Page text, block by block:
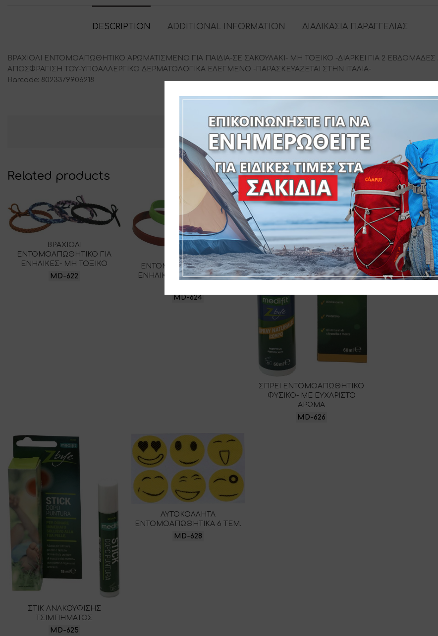
DESCRIPTION ADDITIONAL INFORMATION ΔΙΑΔΙΚΑΣΙΑ ΠΑΡΑΓΓΕΛΙΑΣ
BPAXIOΛI ENTOMOAΠΩΘHTIKO ΑΡΩΜΑΤΙΣΜΕΝΟ ΓΙΑ ΠΑΙΔΙΑ-ΣΕ ΣΑΚΟΥΛΑΚΙ- ΜΗ ΤΟΞΙΚΟ -ΔΙΑΡΚΕΙ ΓΙΑ 2
ΑΠΟΣΦΡΑΓΙΣΗ ΤΟΥ-ΥΠΟΑΛΛΕΡΓΙΚΟ ΔΕΡΜΑΤΟΛΟΓΙΚΑ ΕΛΕΓΜΕΝΟ -ΠΑΡΑΣΚΕΥΑΖΕΤΑΙ ΣΤΗΝ ΙΤΑΛΙΑ-
Barcode: 8023379906218
SKU:MD-621
Related products
ΒΡΑΧΙΟΛΙ
ΕΝΤΟΜΟΑΠΩΘΗΤΙΚΟ ΓΙΑ
ΕΝΗΛΙΚΕΣ- ΜΗ ΤΟΞΙΚΟ
MD-622
ΒΡΑΧΙΟΛΙ
ΕΝΤΟΜΟΑΠΩΘΗΤΙΚΟ ΓΙΑ
ΕΝΗΛΙΚΕΣ- ΣΙΛΙΚΟΝΗΣ-ΜΗ
MD-624
ΣΠΡΕΙ ΕΝΤΟΜΟΑΠΩΘΗΤΙΚΟ
ΦΥΣΙΚΟ- ΜΕ ΕΥΧΑΡΙΣΤΟ
ΑΡΩΜΑ
MD-626
ΠΑΙΔΙΑ-
ΣΤΙΚ ΑΝΑΚΟΥΦΙΣΗΣ
ΤΣΙΜΠΗΜΑΤΟΣ
MD-625
ΑΥΤΟΚΟΛΛΗΤΑ
ΕΝΤΟΜΟΑΠΩΘΗΤΙΚΑ 6 ΤΕΜ.
MD-628